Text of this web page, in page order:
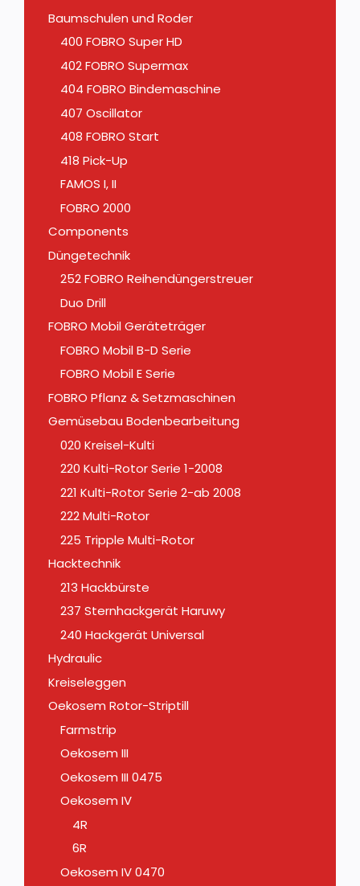
Baumschulen und Roder
400 FOBRO Super HD
402 FOBRO Supermax
404 FOBRO Bindemaschine
407 Oscillator
408 FOBRO Start
418 Pick-Up
FAMOS I, II
FOBRO 2000
Components
Düngetechnik
252 FOBRO Reihendüngerstreuer
Duo Drill
FOBRO Mobil Geräteträger
FOBRO Mobil B-D Serie
FOBRO Mobil E Serie
FOBRO Pflanz & Setzmaschinen
Gemüsebau Bodenbearbeitung
020 Kreisel-Kulti
220 Kulti-Rotor Serie 1-2008
221 Kulti-Rotor Serie 2-ab 2008
222 Multi-Rotor
225 Tripple Multi-Rotor
Hacktechnik
213 Hackbürste
237 Sternhackgerät Haruwy
240 Hackgerät Universal
Hydraulic
Kreiseleggen
Oekosem Rotor-Striptill
Farmstrip
Oekosem III
Oekosem III 0475
Oekosem IV
4R
6R
Oekosem IV 0470